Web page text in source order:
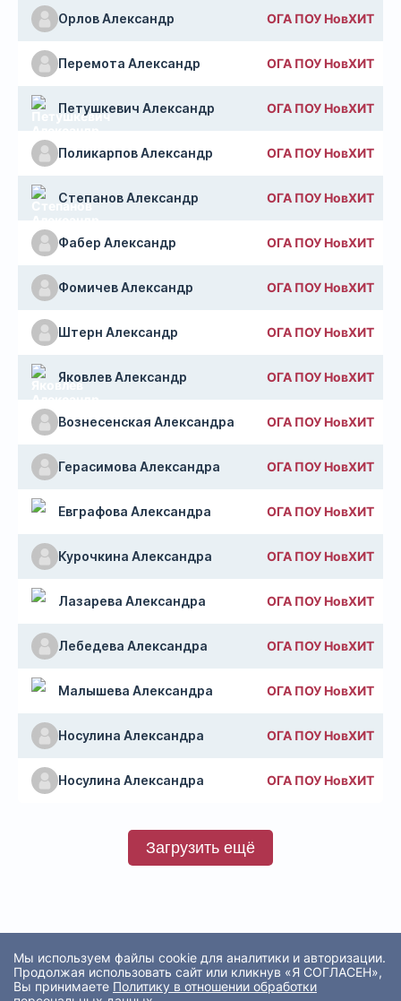
Орлов Александр ОГА ПОУ НовХИТ
Перемота Александр ОГА ПОУ НовХИТ
Петушкевич Александр ОГА ПОУ НовХИТ
Поликарпов Александр ОГА ПОУ НовХИТ
Степанов Александр ОГА ПОУ НовХИТ
Фабер Александр ОГА ПОУ НовХИТ
Фомичев Александр ОГА ПОУ НовХИТ
Штерн Александр ОГА ПОУ НовХИТ
Яковлев Александр ОГА ПОУ НовХИТ
Вознесенская Александра ОГА ПОУ НовХИТ
Герасимова Александра ОГА ПОУ НовХИТ
Евграфова Александра ОГА ПОУ НовХИТ
Курочкина Александра ОГА ПОУ НовХИТ
Лазарева Александра ОГА ПОУ НовХИТ
Лебедева Александра ОГА ПОУ НовХИТ
Малышева Александра ОГА ПОУ НовХИТ
Носулина Александра ОГА ПОУ НовХИТ
Носулина Александра ОГА ПОУ НовХИТ
Загрузить ещё
Мы используем файлы cookie для аналитики и авторизации.
Продолжая использовать сайт или кликнув «Я СОГЛАСЕН»,
Вы принимаете Политику в отношении обработки